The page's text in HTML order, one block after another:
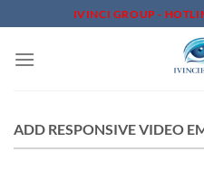
to
content
IVINCI GROUP -
ADD RESPONSIVE VIDEO